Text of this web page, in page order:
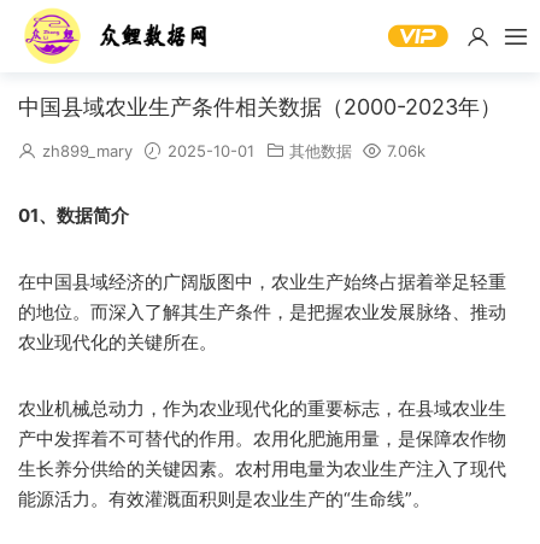
中国县域农业生产条件相关数据（2000-2023年）
zh899_mary 2025-10-01 其他数据 7.06k
01、数据简介
在中国县域经济的广阔版图中，农业生产始终占据着举足轻重
的地位。而深入了解其生产条件，是把握农业发展脉络、推动
农业现代化的关键所在。
农业机械总动力，作为农业现代化的重要标志，在县域农业生
产中发挥着不可替代的作用。农用化肥施用量，是保障农作物
生长养分供给的关键因素。农村用电量为农业生产注入了现代
能源活力。有效灌溉面积则是农业生产的“生命线”。